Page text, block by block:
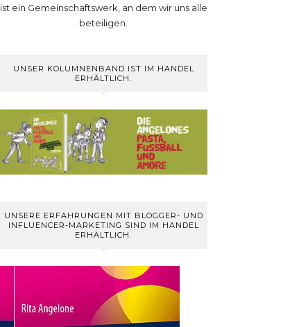
ist ein Gemeinschaftswerk, an dem wir uns alle
beteiligen.
UNSER KOLUMNENBAND IST IM HANDEL
ERHÄLTLICH.
UNSERE ERFAHRUNGEN MIT BLOGGER- UND
INFLUENCER-MARKETING SIND IM HANDEL
ERHÄLTLICH.